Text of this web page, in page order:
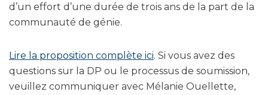
d’un effort d’une durée de trois ans de la part de la
communauté de génie.
Lire la proposition complète ici. Si vous avez des
questions sur la DP ou le processus de soumission,
veuillez communiquer avec Mélanie Ouellette,